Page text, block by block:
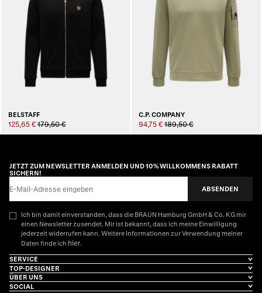
BELSTAFF
125,65 € 179,50 €
C.P. COMPANY
94,75 € 189,50 €
JETZT ZUM NEWSLETTER ANMELDEN UND 10% WILLKOMMENS RABATT
SICHERN!
ABSENDEN
Ich bin damit einverstanden, dass die BRAUN Hamburg GmbH & Co. KG mir
einen Newsletter zusendet. Mir ist bekannt, dass ich meine Einwilligung
jederzeit widerrufen kann. Weitere Informationen zur Verwendung meiner
Daten finde ich hier.
SERVICE
TOP-DESIGNER
ÜBER UNS
SOCIAL